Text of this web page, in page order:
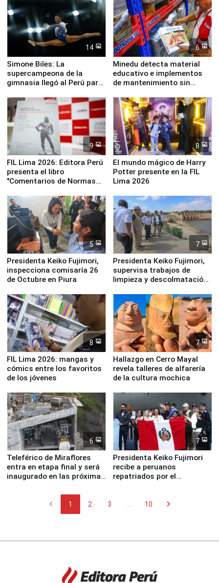
14
Simone Biles: La
supercampeona de la
gimnasia llegó al Perú para
Panamericanos Lima 2027
6
Minedu detecta material
educativo e implementos
de mantenimiento sin
la UGEL 2
9
FIL Lima 2026: Editora Perú
presenta el libro
"Comentarios de Normas
Derecho Colectivo"
8
El mundo mágico de Harry
Potter presente en la FIL
Lima 2026
5
Presidenta Keiko Fujimori,
inspecciona comisaría 26
de Octubre en Piura
7
Presidenta Keiko Fujimori,
supervisa trabajos de
limpieza y descolmatación
8
FIL Lima 2026: mangas y
cómics entre los favoritos
de los jóvenes
7
Hallazgo en Cerro Mayal
revela talleres de alfarería
de la cultura mochica
6
Teleférico de Miraflores
entra en etapa final y será
inaugurado en las próximas
7
Presidenta Keiko Fujimori
recibe a peruanos
repatriados por el
chevron_left 1 2 3 10 chevron_right